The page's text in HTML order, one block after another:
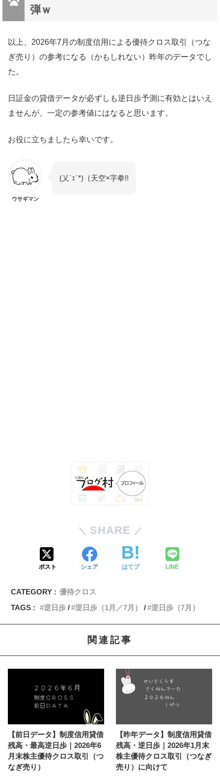
弾ｗ
以上、2026年7月の制度信用による優待クロス取引（つな
ぎ売り）の参考になる（かもしれない）昨年のデータでし
た。
日証金の貸借データが必ずしも逆日歩予測に有効とはいえ
ませんが、一定の参考値にはなると思います。
お役に立ちましたら幸いです。
ウサギマン
(乂`ｪ´*)｛天空×字拳!!
SHARE
ポスト シェア はてブ LINE
CATEGORY : 優待クロス
TAGS :
逆日歩 逆日歩（1月／7月） 逆日歩（7月）
関連記事
【前日データ】制度信用貸借
残高・最高逆日歩｜2026年6
月末株主優待クロス取引（つ
なぎ売り）
【昨年データ】制度信用貸借
残高・逆日歩｜2026年1月末
株主優待クロス取引（つなぎ
売り）に向けて